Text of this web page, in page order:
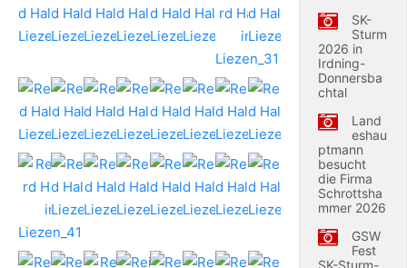
SK-
Sturm
2026 in
Irdning-
Donnersba
chtal
Land
eshau
ptmann
besucht
die Firma
Schrottsha
mmer 2026
GSW
Fest
SK-Sturm-